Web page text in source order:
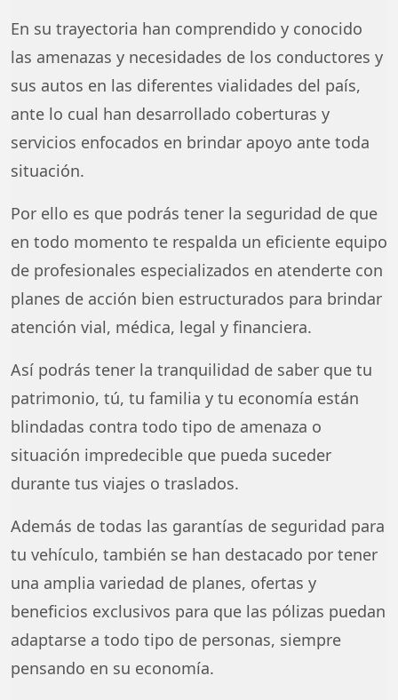
En su trayectoria han comprendido y conocido
las amenazas y necesidades de los conductores y
sus autos en las diferentes vialidades del país,
ante lo cual han desarrollado coberturas y
servicios enfocados en brindar apoyo ante toda
situación.
Por ello es que podrás tener la seguridad de que
en todo momento te respalda un eficiente equipo
de profesionales especializados en atenderte con
planes de acción bien estructurados para brindar
atención vial, médica, legal y financiera.
Así podrás tener la tranquilidad de saber que tu
patrimonio, tú, tu familia y tu economía están
blindadas contra todo tipo de amenaza o
situación impredecible que pueda suceder
durante tus viajes o traslados.
Además de todas las garantías de seguridad para
tu vehículo, también se han destacado por tener
una amplia variedad de planes, ofertas y
beneficios exclusivos para que las pólizas puedan
adaptarse a todo tipo de personas, siempre
pensando en su economía.